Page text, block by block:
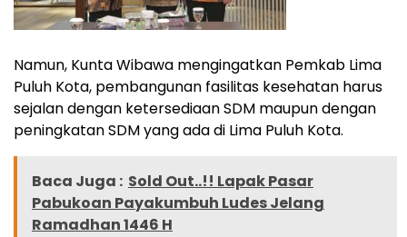
Namun, Kunta Wibawa mengingatkan Pemkab Lima
Puluh Kota, pembangunan fasilitas kesehatan harus
sejalan dengan ketersediaan SDM maupun dengan
peningkatan SDM yang ada di Lima Puluh Kota.
Baca Juga : Sold Out..!! Lapak Pasar
Pabukoan Payakumbuh Ludes Jelang
Ramadhan 1446 H